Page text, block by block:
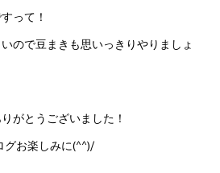
って！
ので豆まきも思いっきりやりましょ
がとうございました！
グお楽しみに(^^)/